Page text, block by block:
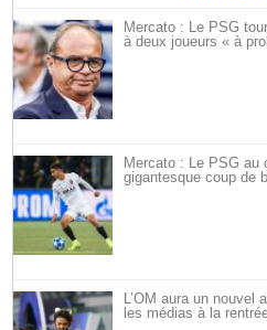
Mercato : Le PSG
à deux joueurs « à
Mercato : Le PSG au
gigantesque coup de
L’OM aura un nouvel
les médias à la